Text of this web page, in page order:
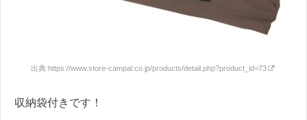
出典:https://www.store-campal.co.jp/products/detail.php?product_id=73
収納袋付きです！